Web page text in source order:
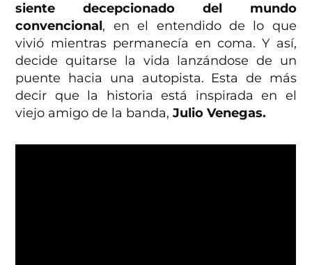
siente decepcionado del mundo
convencional, en el entendido de lo que
vivió mientras permanecía en coma. Y así,
decide quitarse la vida lanzándose de un
puente hacia una autopista. Esta de más
decir que la historia está inspirada en el
viejo amigo de la banda,Julio Venegas.